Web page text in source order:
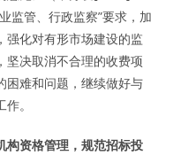
监管、行政监察”要求，加
强化对有形市场建设的监
坚决取消不合理的收费项
困难和问题，继续做好与
。
构资格管理，规范招标投